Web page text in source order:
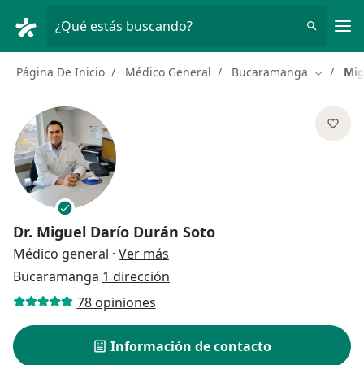
¿Qué estás buscando?
Página De Inicio Médico General Bucaramanga Cambiar
Dr. Miguel Darío Durán Soto
Médico general · Ver más
Bucaramanga 1 dirección
78 opiniones
Información de contacto